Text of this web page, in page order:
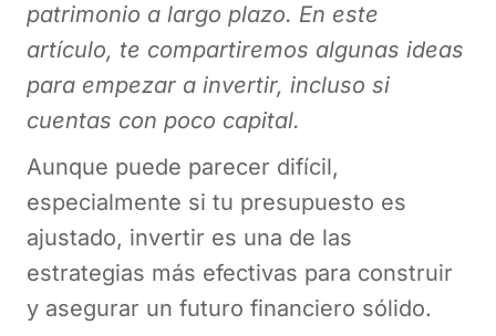
patrimonio a largo plazo. En este
artículo, te compartiremos algunas ideas
para empezar a invertir, incluso si
cuentas con poco capital.
Aunque puede parecer difícil,
especialmente si tu presupuesto es
ajustado, invertir es una de las
estrategias más efectivas para construir
y asegurar un futuro financiero sólido.